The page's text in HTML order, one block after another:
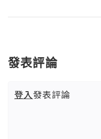
發表評論
登入發表評論